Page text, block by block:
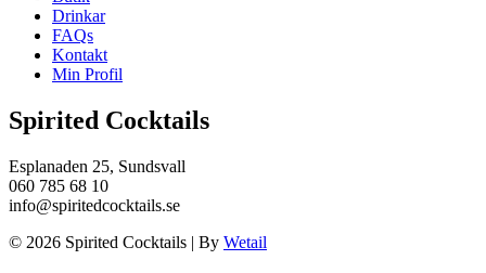
Drinkar
FAQs
Kontakt
Min Profil
Spirited Cocktails
Esplanaden 25, Sundsvall
060 785 68 10
info@spiritedcocktails.se
© 2026 Spirited Cocktails | By Wetail